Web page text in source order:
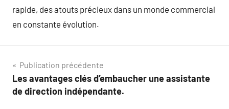
rapide, des atouts précieux dans un monde commercial
en constante évolution.
Navigation
de
Publication précédente
Les avantages clés d’embaucher une assistante
de direction indépendante.